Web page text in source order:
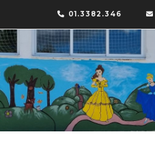
01.3382.346